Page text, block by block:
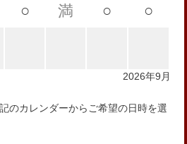
○ 満 ○ ○
2026年9月
のカレンダーからご希望の日時を選